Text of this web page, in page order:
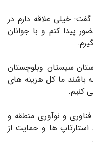
خیلی علاقه دارم در
پیدا کنم و با جوانان
سیستان وبلوچستان
باشند ما کل هزینه های
کنیم.
و نوآوری منطقه و
ها و حمایت از